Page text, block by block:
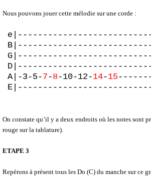
Nous pouvons jouer cette mélodie sur une corde :
A|-3-5-7-8-10-12-14-15
On constate qu’il y a deux endroits où les notes sont
rouge sur la tablature).
ETAPE 3
Repérons à présent tous les Do (C) du manche sur ce